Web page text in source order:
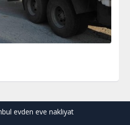
evden eve nakliyat